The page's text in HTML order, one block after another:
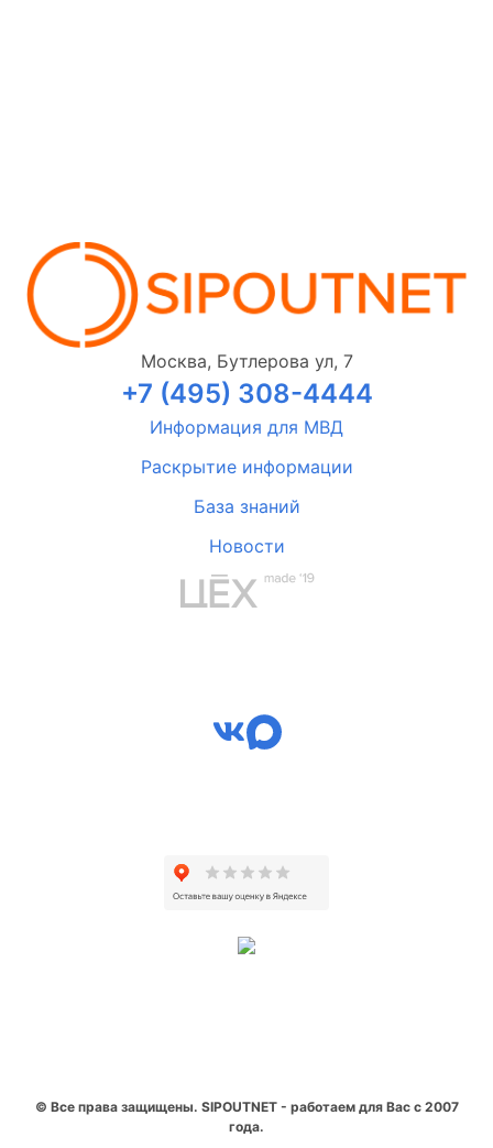
Москва, Бутлерова ул, 7
+7 (495) 308-4444
Информация для МВД
Раскрытие информации
База знаний
Новости
© Все права защищены. SIPOUTNET - работаем для Вас с 2007
года.